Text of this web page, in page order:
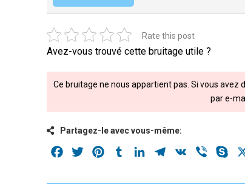
Rate this post
Avez-vous trouvé cette bruitage utile ?
Ce bruitage ne nous appartient pas. Si vous
par e-
Partagez-le avec vous-même:
Facebook
Twitter PinterestTumblrLinkedInTelegram
VK Viber